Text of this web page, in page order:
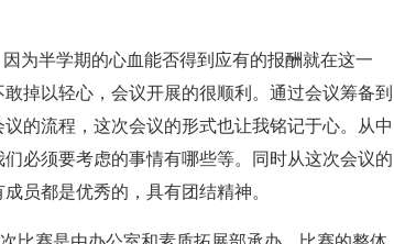
为半学期的心血能否得到应有的报酬就在这一
掉以轻心，会议开展的很顺利。通过会议筹备到
的流程，这次会议的形式也让我铭记于心。从中
必须要考虑的事情有哪些等。同时从这次会议的
员都是优秀的，具有团结精神。